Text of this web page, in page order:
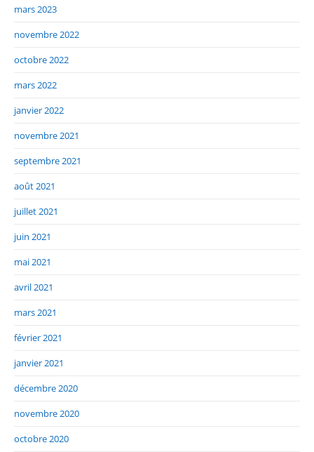
mars 2023
novembre 2022
octobre 2022
mars 2022
janvier 2022
novembre 2021
septembre 2021
août 2021
juillet 2021
juin 2021
mai 2021
avril 2021
mars 2021
février 2021
janvier 2021
décembre 2020
novembre 2020
octobre 2020